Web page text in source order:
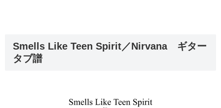
Smells Like Teen Spirit／Nirvana ギター
タブ譜